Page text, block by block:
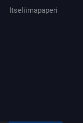
Itseliimapaperi